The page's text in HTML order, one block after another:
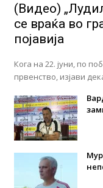
(Видео)
се враќа во
појавија
Кога на 22. јуни, по
првенство, изјави